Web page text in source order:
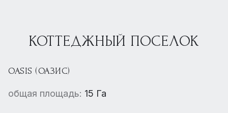
КОТТЕДЖНЫЙ ПОСЕЛОК
OASIS (ОАЗИС)
общая площадь: 15 Га